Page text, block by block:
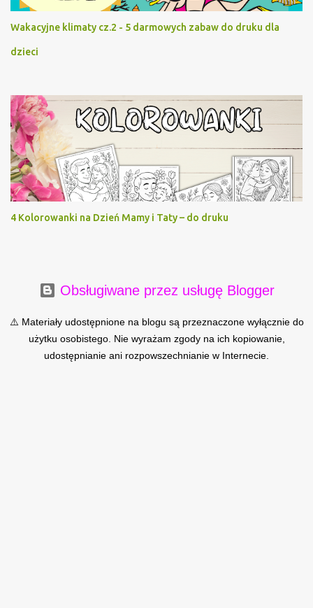
Wakacyjne klimaty cz.2 - 5 darmowych zabaw do druku dla
dzieci
4 Kolorowanki na Dzień Mamy i Taty – do druku
Obsługiwane przez usługę Blogger
⚠️ Materiały udostępnione na blogu są przeznaczone wyłącznie do
użytku osobistego. Nie wyrażam zgody na ich kopiowanie,
udostępnianie ani rozpowszechnianie w Internecie.